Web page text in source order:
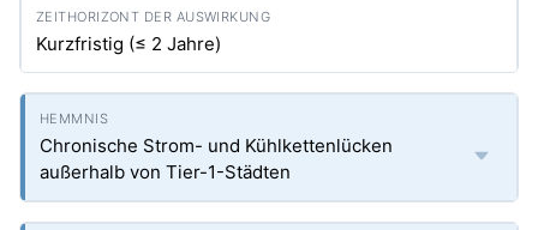
Kurzfristig (≤ 2 Jahre)
Chronische Strom- und Kühlkettenlücken
außerhalb von Tier-1-Städten